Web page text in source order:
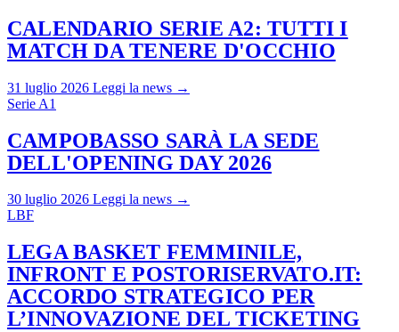
CALENDARIO SERIE A2: TUTTI I
MATCH DA TENERE D'OCCHIO
31 luglio 2026 Leggi la news →
Serie A1
CAMPOBASSO SARÀ LA SEDE
DELL'OPENING DAY 2026
30 luglio 2026 Leggi la news →
LBF
LEGA BASKET FEMMINILE,
INFRONT E POSTORISERVATO.IT:
ACCORDO STRATEGICO PER
L’INNOVAZIONE DEL TICKETING